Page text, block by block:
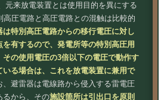
元来放電装置とは使用目的を異にする
圧電路と高圧電路との混触は比較的
は特別高圧電路からの移行電圧に対し
有するので、発電所等の特別高圧用
の使用電圧の3倍以下の電圧で動作す
いる場合は、これを放電装置に兼用で
、避雷器は電線路から侵入する雷電圧
るから、その施設箇所は引出口を原則